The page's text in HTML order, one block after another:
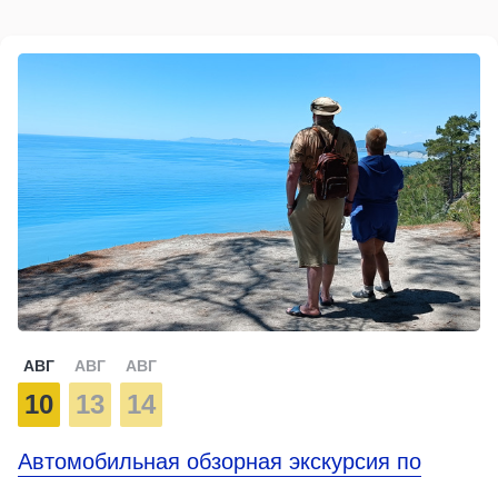
АВГ
10
АВГ
13
АВГ
14
Автомобильная обзорная экскурсия по